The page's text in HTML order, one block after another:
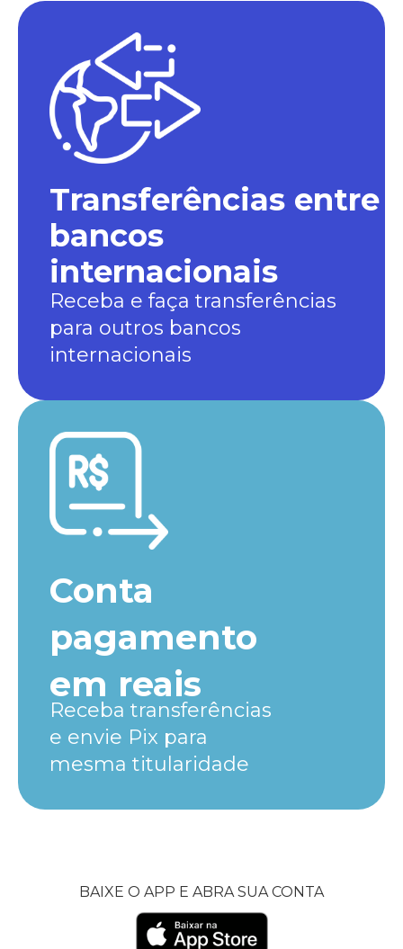
Transferências entre
bancos
internacionais
Receba e faça transferências
para outros bancos
internacionais
Conta
pagamento
em reais
Receba transferências
e envie Pix para
mesma titularidade
BAIXE O APP E ABRA SUA CONTA